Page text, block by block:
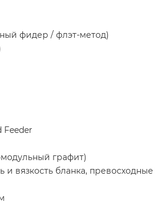
фидер / флэт-метод)
Feeder
графит)
вязкость бланка,